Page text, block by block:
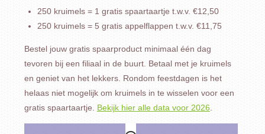
250 kruimels = 1 gratis spaartaartje t.w.v. €12,50
250 kruimels = 5 gratis appelflappen t.w.v. €11,75
Bestel jouw gratis spaarproduct minimaal één dag
tevoren bij een filiaal in de buurt. Betaal met je kruimels
en geniet van het lekkers. Rondom feestdagen is het
helaas niet mogelijk om kruimels in te wisselen voor een
gratis spaartaartje. Bekijk hier alle data voor 2026.